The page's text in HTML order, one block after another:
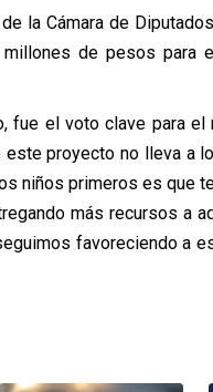
la Cámara de
de pesos para
fue el voto clave para
este proyecto no lleva a
niños primeros es que
más recursos a
favoreciendo a